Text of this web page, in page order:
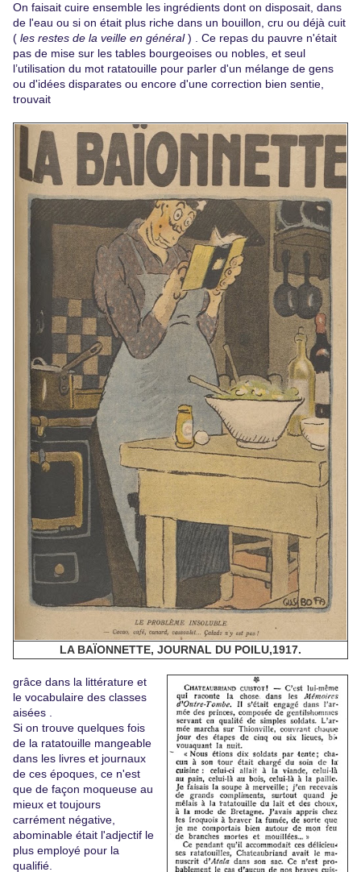
On faisait cuire ensemble les ingrédients dont on disposait, dans
de l'eau ou si on était plus riche dans un bouillon, cru ou déjà cuit
( les restes de la veille en général) . Ce repas du pauvre n'était
pas de mise sur les tables bourgeoises ou nobles, et seul
l’utilisation du mot ratatouille pour parler d'un mélange de gens
ou d'idées disparates ou encore d'une correction bien sentie,
trouvait
LA BAÏONNETTE, JOURNAL DU POILU,1917.
grâce dans la littérature et
le vocabulaire des classes
aisées .
Si on trouve quelques fois
de la ratatouille mangeable
dans les livres et journaux
de ces époques, ce n'est
que de façon moqueuse au
mieux et toujours
carrément négative,
abominable était l'adjectif le
plus employé pour la
qualifié.